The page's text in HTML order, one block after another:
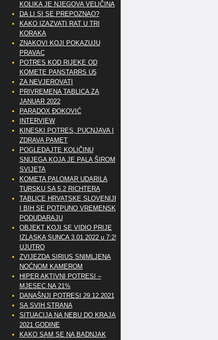
KOLIKA JE NJEGOVA VELIČINA
DA LI SI SE PREPOZNAO?
KAKO IZAZVATI RAT U TRI
KORAKA
ZNAKOVI KOJI POKAZUJU
PRAVAC
POTRES KOD RIJEKE OD
KOMETE PANSTARRS U5
ZA NEVJEROVATI
PRIVREMENA TABLICA ZA
JANUAR 2022
PARADOX ĐOKOVIĆ
INTERVIEW
KINESKI POTRES, PUCNJAVA I
ZDRAVA PAMET
POGLEDAJTE KOLIČINU
SNIJEGA KOJA JE PALA ŠIROM
SVIJETA
KOMETA PALOMAR UDARILA
TURSKU SA 5.2 RICHTERA
TABLICE HRVATSKE SLOVENIJE
I BIH SE POTPUNO VREMENSKI
PODUDARAJU
OBJEKT KOJI SE VIDIO PRIJE
IZLASKA SUNCA 3.01.2022 u 7:25
UJUTRO
ZVIJEZDA SIRIUS SNIMLJENA
NOĆNOM KAMEROM
HIPER AKTIVNI POTRESI –
MJESEC NA 21%
DANAŠNJI POTRESI 29.12.2021
SA SVIH STRANA
SITUACIJA NA NEBU DO KRAJA
2021 GODINE
KAKO SAM SE NA BADNJAK